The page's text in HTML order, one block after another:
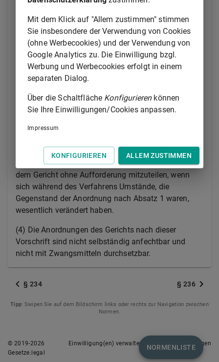
erfolgen. Mit der Anordnung nach Satz 1 oder Satz 2
soll das Gericht eine angemessene Frist setzen.
Zugleich hat es auf die Verpflichtung nach Absatz 3
und auf die nach den §§ 236 und 243 Satz 2 Nr.
möglichen Folgen hinzuweisen.
(2) Das Gericht hat nach Absatz 1 vorzugehen, wenn
ein Beteiligter dies beantragt und der andere
Beteiligte vor Beginn des Verfahrens einer nach den
Vorschriften des bürgerlichen Rechts bestehenden
innerhalb angemessener Frist nicht nachgekommen
(3) Antragsteller und Antragsgegner sind verpflichtet,
dem Gericht ohne Aufforderung mitzuteilen, wenn
sich während des Verfahrens Umstände, die
Gegenstand der Anordnung nach Absatz 1 waren,
wesentlich verändert haben.
(4) Die Anordnungen des Gerichts nach dieser
Vorschrift sind nicht selbständig anfechtbar und
nicht mit Zwangsmitteln durchsetzbar.
§ 234 § 236
Tipp: Swipen Sie auf dem Bildschirm links oder rechts zur Navigation zwischen
Normen.
NORMENLISTE
© 2019-2026
Gesetze.legal
Einwilligung(en) verwalten Nutzungsbedingungen
Mit dem Klick auf "Allem zustimmen" stimmen
Sie insbesondere der Verwendung von Cookies
(ohne Werbecookies) und der Verwendung von
Google Analytics zu. Die Einwilligung bzgl.
Werbung und Werbecookies erfolgt in einem
separaten Dialog.
Über die Schaltfläche Konfigurierenkönnen
Sie Ihre Einwilligungen/Cookies anpassen.
Impressum
KONFIGURIEREN ALLEM ZUSTIMMEN